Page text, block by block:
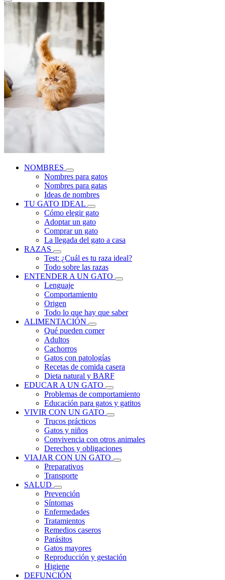
NOMBRES
Nombres para gatos
Nombres para gatas
Ideas de nombres
TU GATO IDEAL
Cómo elegir gato
Adoptar un gato
Comprar un gato
La llegada del gato a casa
RAZAS
Test: ¿Cuál es tu raza ideal?
Todo sobre las razas
ENTENDER A UN GATO
Lenguaje
Comportamiento
Origen
Todo lo que hay que saber
ALIMENTACIÓN
Qué pueden comer
Adultos
Cachorros
Gatos con patologías
Recetas de comida casera
Dieta natural y BARF
EDUCAR A UN GATO
Problemas de comportamiento
Educación para gatos y gatitos
VIVIR CON UN GATO
Trucos prácticos
Gatos y niños
Convivencia con otros animales
Derechos y obligaciones
VIAJAR CON UN GATO
Preparativos
Transporte
SALUD
Prevención
Síntomas
Enfermedades
Tratamientos
Remedios caseros
Parásitos
Gatos mayores
Reproducción y gestación
Higiene
DEFUNCIÓN